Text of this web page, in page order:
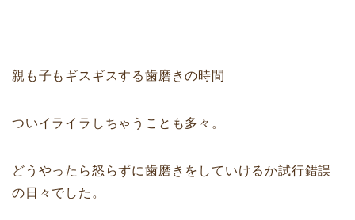
親も子もギスギスする歯磨きの時間
ついイライラしちゃうことも多々。
どうやったら怒らずに歯磨きをしていけるか試行錯誤
の日々でした。